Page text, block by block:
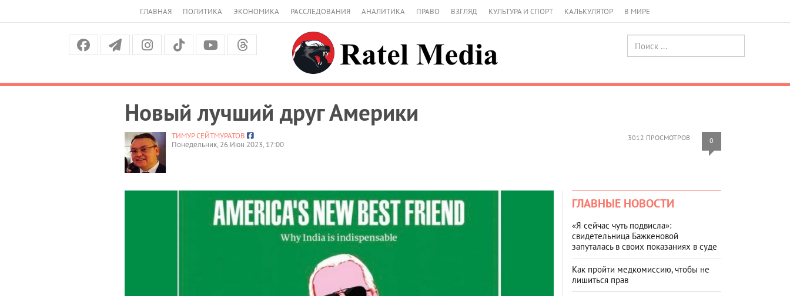
ГЛАВНАЯ ПОЛИТИКА ЭКОНОМИКА РАССЛЕДОВАНИЯ АНАЛИТИКА ПРАВО ВЗГЛЯД КУЛЬТУРА И СПОРТ КАЛЬКУЛЯТОР В МИРЕ
Новый лучший друг Америки
3012 ПРОСМОТРОВ 0
ТИМУР СЕЙТМУРАТОВ
Понедельник, 26 Июн 2023, 17:00
ГЛАВНЫЕ НОВОСТИ
«Я сейчас чуть подвисла»:
свидетельница Бажкеновой
запуталась в своих показаниях в суде
Как пройти медкомиссию, чтобы не
лишиться прав